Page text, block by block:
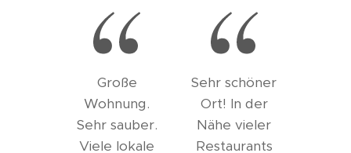
Große
Wohnung.
Sehr sauber.
Viele lokale
Sehr schöner
Ort! In der
Nähe vieler
Restaurants